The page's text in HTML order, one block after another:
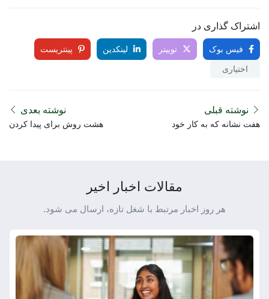
اشتراک گذاری در
فیس بوک توییتر لینکدین پینتریست
اختیاری
نوشته قبلی
هفت نشانه که به کار خود
نوشته بعدی
هشت روش برای پیدا کردن
مقالات اخبار اخیر
هر روز اخبار مرتبط با شغل تازه، ارسال می شود.